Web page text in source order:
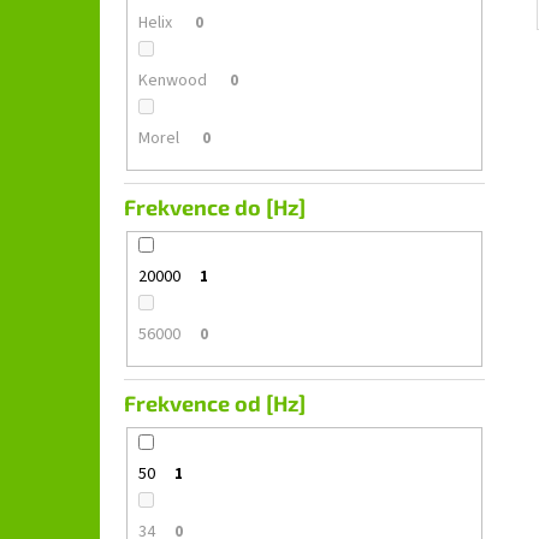
Helix 0
Kenwood 0
Morel 0
Frekvence do [Hz]
20000 1
56000 0
Frekvence od [Hz]
50 1
34 0